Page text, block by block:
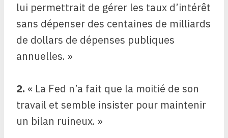
lui permettrait de gérer les taux d’intérêt
sans dépenser des centaines de milliards
de dollars de dépenses publiques
annuelles. »
2. « La Fed n’a fait que la moitié de son
travail et semble insister pour maintenir
un bilan ruineux. »